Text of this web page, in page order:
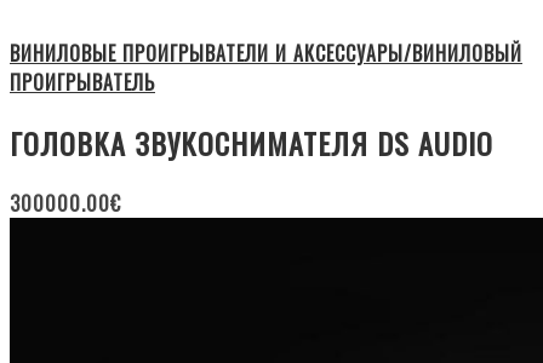
ВИНИЛОВЫЕ ПРОИГРЫВАТЕЛИ И АКСЕССУАРЫ/ВИНИЛОВЫЙ
ПРОИГРЫВАТЕЛЬ
ГОЛОВКА ЗВУКОСНИМАТЕЛЯ DS AUDIO
300000.00€